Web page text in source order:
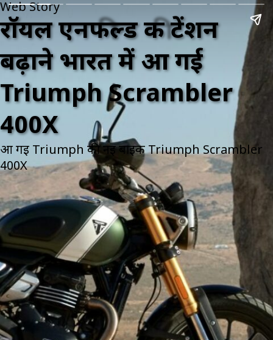
Web Story
रॉयल एनफील्ड की टेंशन
बढ़ाने भारत में आ गई
Triumph Scrambler
400X
आ गई Triumph की नई बाइक Triumph Scrambler
400X